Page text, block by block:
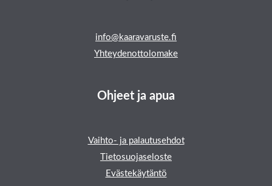
info@kaaravaruste.fi
Yhteydenottolomake
Ohjeet ja apua
Vaihto- ja palautusehdot
Tietosuojaseloste
Evästekäytäntö